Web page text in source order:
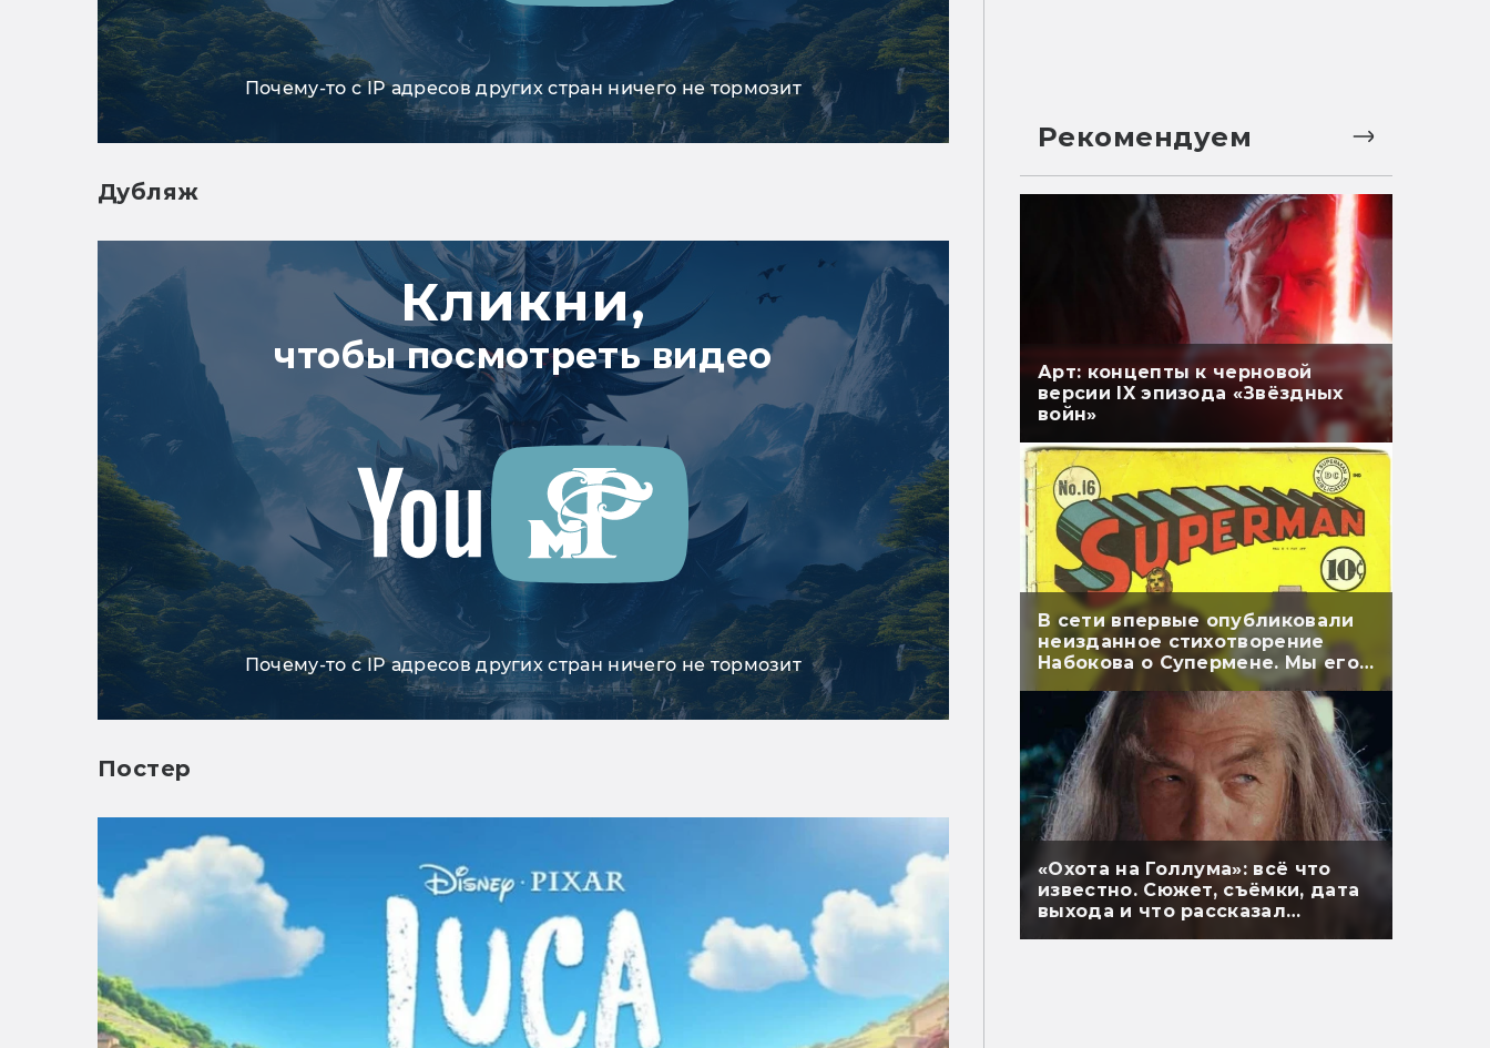
Почему-то с IP адресов других стран ничего не тормозит
Дубляж
Кликни,
чтобы посмотреть видео
Почему-то с IP адресов других стран ничего не тормозит
Постер
Рекомендуем
Арт: концепты к черновой
версии IX эпизода «Звёздных
войн»
В сети впервые опубликовали
неизданное стихотворение
Набокова о Супермене. Мы его
перевели
«Охота на Голлума»: всё что
известно. Сюжет, съёмки, дата
выхода и что рассказал